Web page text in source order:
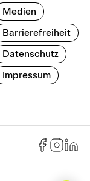
Medien
Barrierefreiheit
Datenschutz
Impressum